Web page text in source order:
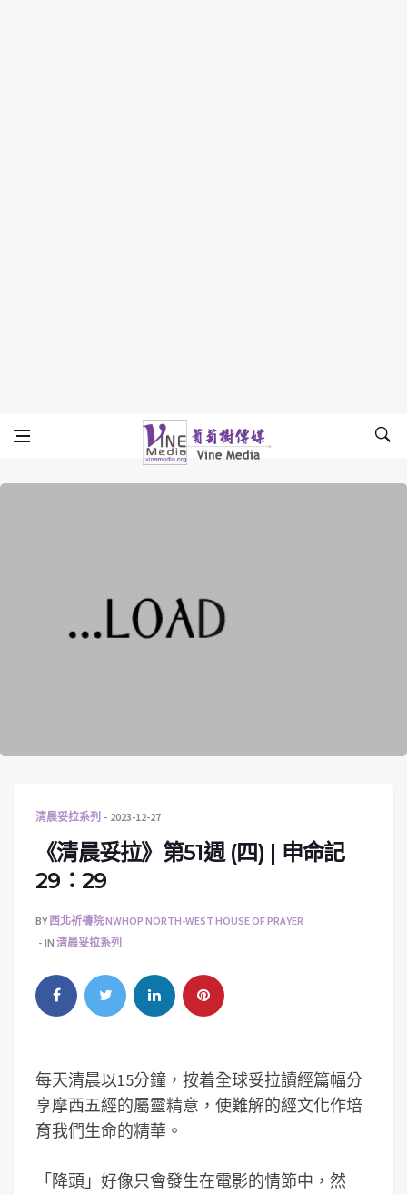
Vine Media
葡萄樹傳媒
清晨妥拉系列 2023-12-27
《清晨妥拉》第51週 (四) | 申命記
29：29
BY西北祈禱院 NWHOP NORTH-WEST HOUSE OF PRAYER
IN 清晨妥拉系列
每天清晨以15分鐘，按着全球妥拉讀經篇幅分
享摩西五經的屬靈精意，使難解的經文化作培
育我們生命的精華。
「降頭」好像只會發生在電影的情節中，然